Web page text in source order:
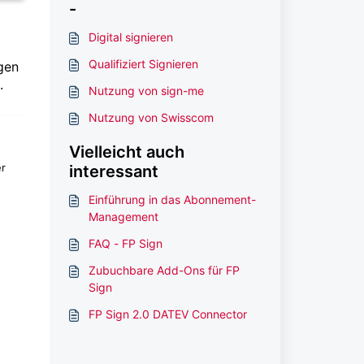
-
Digital signieren
Qualifiziert Signieren
Nutzung von sign-me
Nutzung von Swisscom
Vielleicht auch
interessant
Einführung in das Abonnement-
Management
FAQ - FP Sign
Zubuchbare Add-Ons für FP
Sign
FP Sign 2.0 DATEV Connector